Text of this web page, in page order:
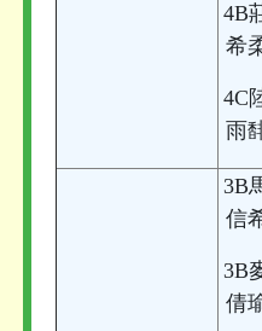
4B
希
4C
雨
3B
信
3B
倩